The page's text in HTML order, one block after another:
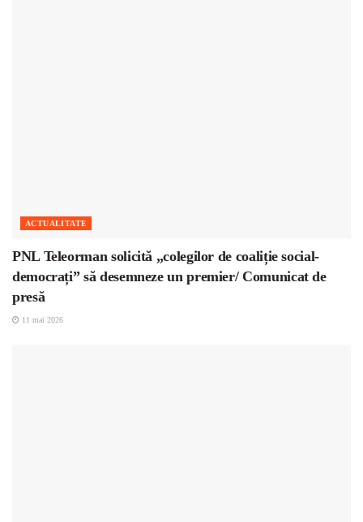
ACTUALITATE
PNL Teleorman solicită „colegilor de coaliție social-
democrați” să desemneze un premier/ Comunicat de
presă
11 mai 2026